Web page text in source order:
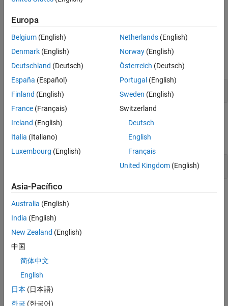
MATLAB.
Funciones
expandir todo
Clases
expandir todo
Ejemplos y procedimientos
Configuración del clúster
Discover Clusters and Use Cluster Profiles
clusters.
Scale Up from Desktop to Cluster
Develop your parallel MATLAB® code on your local machine and
scale up to a cluster.
Process Big Data in the Cloud
Europa
Belgium (English)
Denmark (English)
Deutschland (Deutsch)
España (Español)
Finland (English)
France (Français)
Ireland (English)
Italia (Italiano)
Luxembourg (English)
Netherlands(English)
Norway(English)
Österreich (Deutsch)
Portugal (English)
Sweden (English)
Switzerland
Deutsch
English
Français
United Kingdom(English)
Asia-Pacífico
Australia (English)
India (English)
New Zealand (English)
中国
简体中文
English
日本 (日本語)
한국 (한국어)